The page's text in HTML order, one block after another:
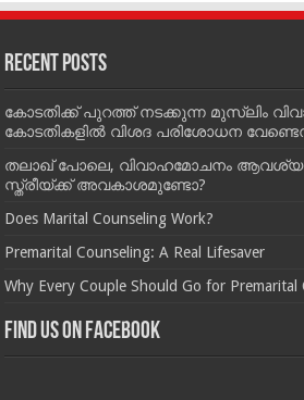
Recent Posts
കോടതിക്ക് പുറത്ത് നടക്കുന്ന മുസ്‌ലിം
കോടതികളില്‍ വിശദ പരിശോധന
തലാഖ് പോലെ, വിവാഹമോചനം
സ്ത്രീയ്ക്ക് അവകാശമുണ്ടോ?
Does Marital Counseling Work?
Premarital Counseling: A Real Lifesaver
Why Every Couple Should Go for Premarital
Find us on Facebook